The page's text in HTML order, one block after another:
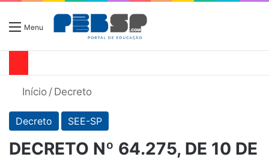
Menu
Início / Decreto
Decreto SEE-SP
DECRETO Nº 64.275, DE 10 DE